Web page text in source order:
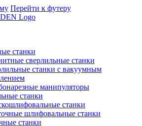
Перейти к футеру
станки
сверлильные станки
станки с вакуумным
манипуляторы
станки
станки
шлифовальные станки
станки